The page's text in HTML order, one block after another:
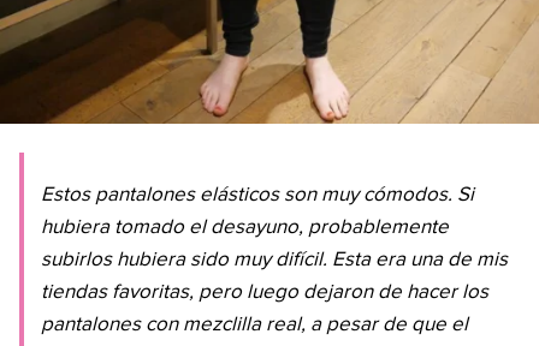
Estos pantalones elásticos son muy cómodos. Si
hubiera tomado el desayuno, probablemente
subirlos hubiera sido muy difícil. Esta era una de mis
tiendas favoritas, pero luego dejaron de hacer los
pantalones con mezclilla real, a pesar de que el